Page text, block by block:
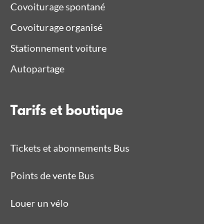
Covoiturage spontané
Covoiturage organisé
Stationnement voiture
Autopartage
Tarifs et boutique
Tickets et abonnements Bus
Points de vente Bus
Louer un vélo